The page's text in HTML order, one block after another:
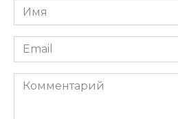
Имя
*
Email
*
Комментарий